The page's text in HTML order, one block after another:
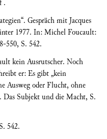
.
Gespräch mit Jacques
1977. In: Michel Foucault:
550, S. 542.
kein Ausrutscher. Noch
er: Es gibt „kein
Ausweg oder Flucht, ohne
Subjekt und die Macht, S.
542.